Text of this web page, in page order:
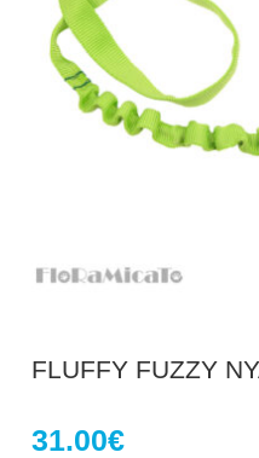
FLUFFY FUZZY
31.00€